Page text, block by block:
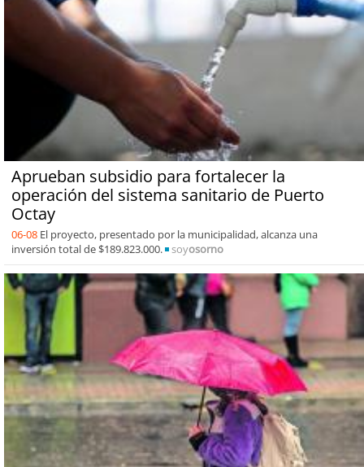
Aprueban subsidio para fortalecer la
operación del sistema sanitario de Puerto
Octay
06-08 El proyecto, presentado por la municipalidad, alcanza una
inversión total de $189.823.000.
soyosorno